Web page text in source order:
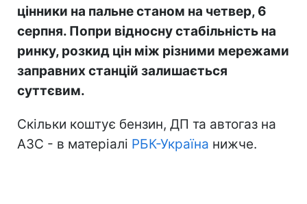
цінники на пальне станом на четвер, 6
серпня. Попри відносну стабільність на
ринку, розкид цін між різними мережами
заправних станцій залишається
суттєвим.
Скільки коштує бензин, ДП та автогаз на
АЗС - в матеріалі РБК-Україна нижче.